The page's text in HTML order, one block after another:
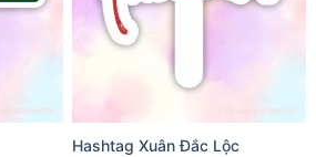
Hashtag Xuân Đắc Lộc